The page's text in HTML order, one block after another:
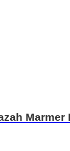
Marmer